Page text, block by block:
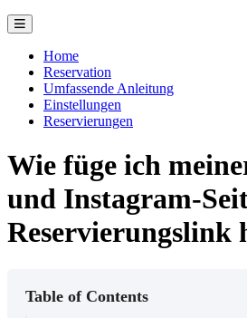
Home
Reservation
Umfassende Anleitung
Einstellungen
Reservierungen
Wie füge ich
und Instagram-
Reservierungslink
Table of Contents